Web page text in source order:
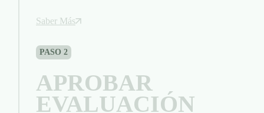
Saber Más
PASO 2
APROBAR
EVALUACIÓN